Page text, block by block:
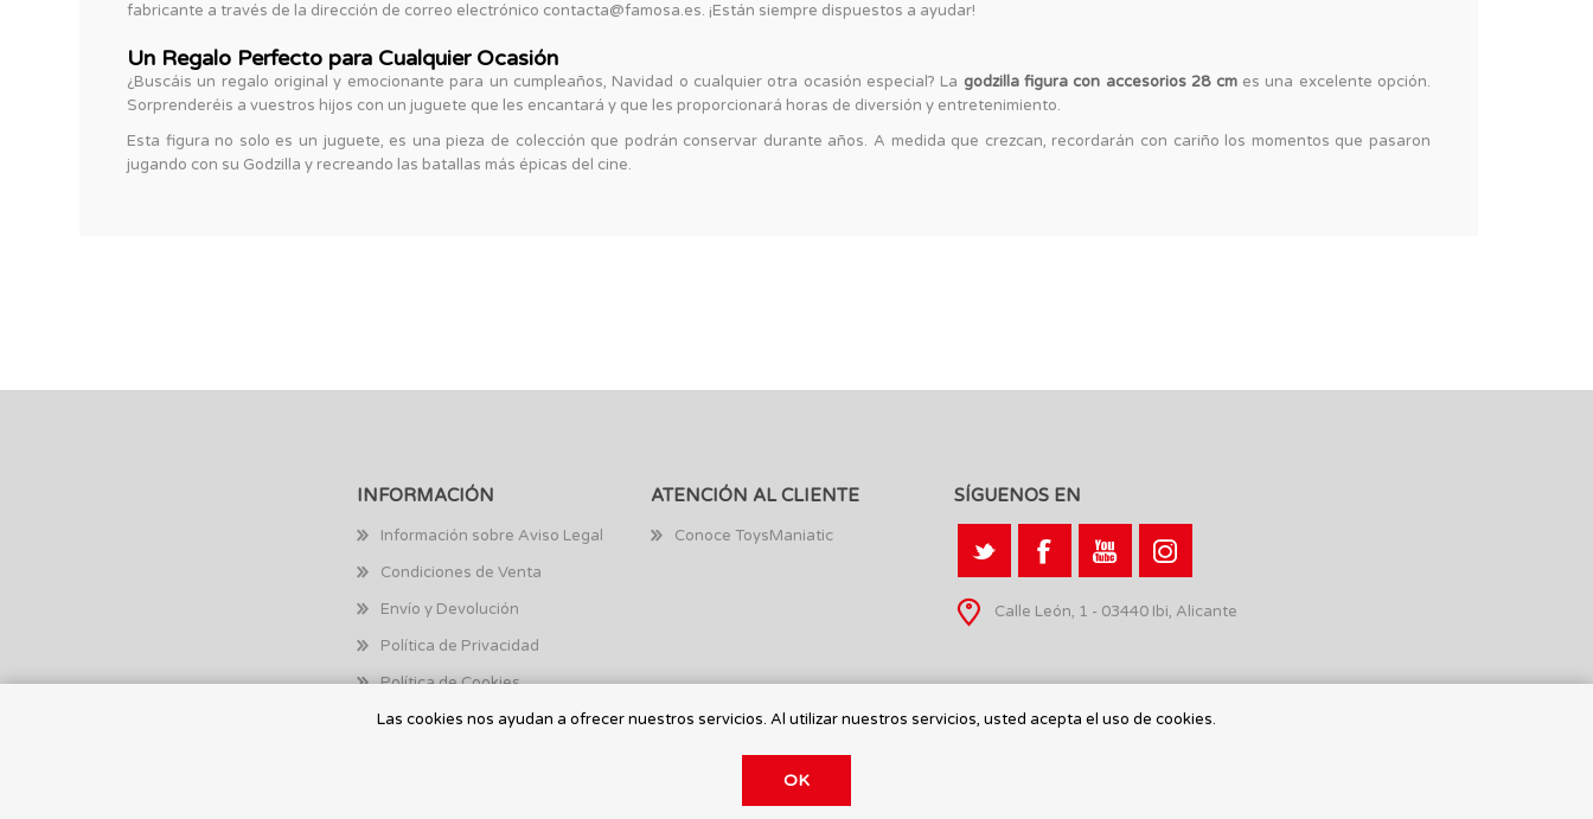
fabricante a través de la dirección de correo electrónico contacta@famosa.es. ¡Están siempre dispuestos a ayudar!
Un Regalo Perfecto para Cualquier Ocasión
¿Buscáis un regalo original y emocionante para un cumpleaños, Navidad o cualquier otra ocasión especial? La godzilla figura con accesorios 28 cmes una excelente opción.
Sorprenderéis a vuestros hijos con un juguete que les encantará y que les proporcionará horas de diversión y entretenimiento.
Esta figura no solo es un juguete, es una pieza de colección que podrán conservar durante años. A medida que crezcan, recordarán con cariño los momentos que pasaron
jugando con su Godzilla y recreando las batallas más épicas del cine.
INFORMACIÓN
Información sobre Aviso Legal
Condiciones de Venta
Envío y Devolución
Política de Privacidad
Política de Cookies
ATENCIÓN AL CLIENTE
Conoce ToysManiatic
SÍGUENOS EN
Calle León, 1 - 03440 Ibi, Alicante
Las cookies nos ayudan a ofrecer nuestros servicios. Al utilizar nuestros servicios, usted acepta el uso de cookies.
OK